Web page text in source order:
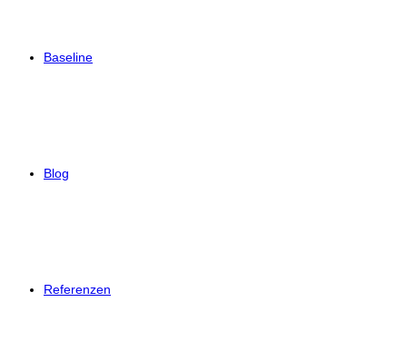
Baseline
Blog
Referenzen